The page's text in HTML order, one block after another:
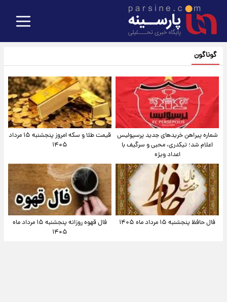
گوناگون
شماره پیراهن خریدهای جدید پرسپولیس
اعلام شد؛ تیکدری، محبی و سرگیف با
اعداد ویژه
قیمت طلا و سکه امروز پنجشنبه ۱۵ مرداد
۱۴۰۵
فال حافظ پنجشنبه ۱۵ مرداد ماه ۱۴۰۵
فال قهوه روزانه پنجشنبه ۱۵ مرداد ماه
۱۴۰۵